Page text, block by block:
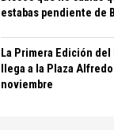
estabas pendiente de
La Primera Edición
llega a la Plaza
noviembre